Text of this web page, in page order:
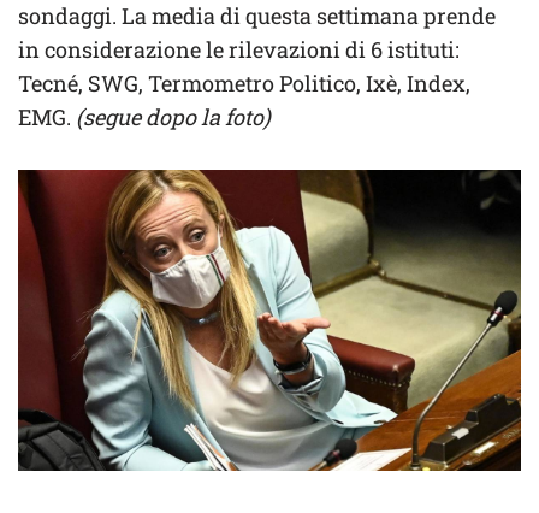
sondaggi. La media di questa settimana prende
in considerazione le rilevazioni di 6 istituti:
Tecné, SWG, Termometro Politico, Ixè, Index,
EMG. (segue dopo la foto)